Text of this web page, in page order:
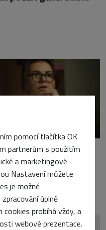
pomocí tlačítka OK
partnerům s použitím
a marketingové
Nastavení můžete
je možné
úplně
cookies probíhá vždy, a
webové prezentace.
webhosting (a jak